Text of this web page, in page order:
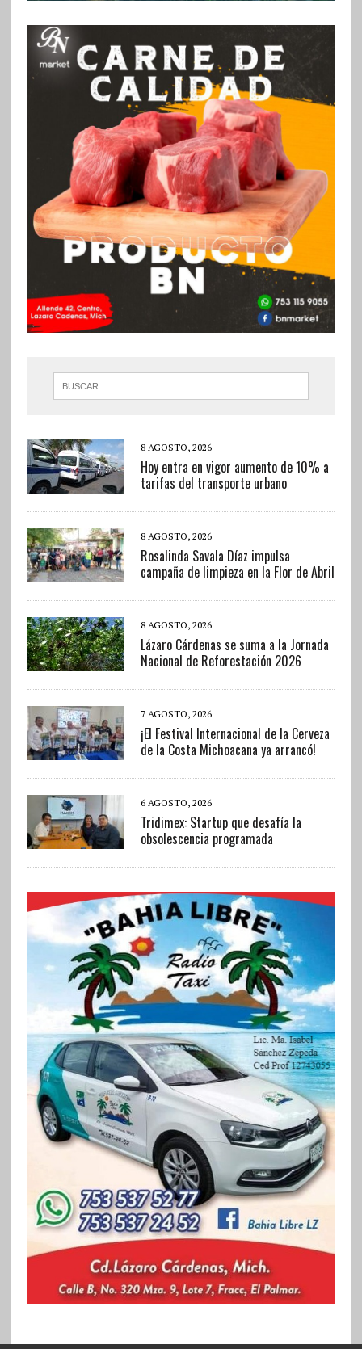
8 AGOSTO, 2026
Hoy entra en vigor aumento de 10% a
tarifas del transporte urbano
8 AGOSTO, 2026
Rosalinda Savala Díaz impulsa
campaña de limpieza en la Flor de Abril
8 AGOSTO, 2026
Lázaro Cárdenas se suma a la Jornada
Nacional de Reforestación 2026
7 AGOSTO, 2026
¡El Festival Internacional de la Cerveza
de la Costa Michoacana ya arrancó!
6 AGOSTO, 2026
Tridimex: Startup que desafía la
obsolescencia programada